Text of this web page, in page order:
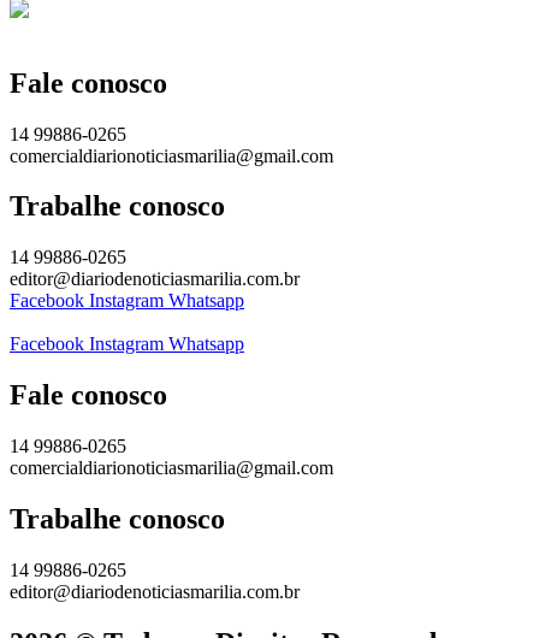
Fale conosco
14 99886-0265
comercialdiarionoticiasmarilia@gmail.com
Trabalhe conosco
14 99886-0265
editor@diariodenoticiasmarilia.com.br
Facebook Instagram Whatsapp
Facebook Instagram Whatsapp
Fale conosco
14 99886-0265
comercialdiarionoticiasmarilia@gmail.com
Trabalhe conosco
14 99886-0265
editor@diariodenoticiasmarilia.com.br